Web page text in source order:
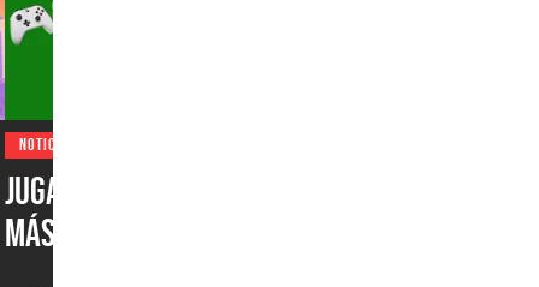
NOTICIAS
Jugadores de EUA juegan
más en XBOX One que en